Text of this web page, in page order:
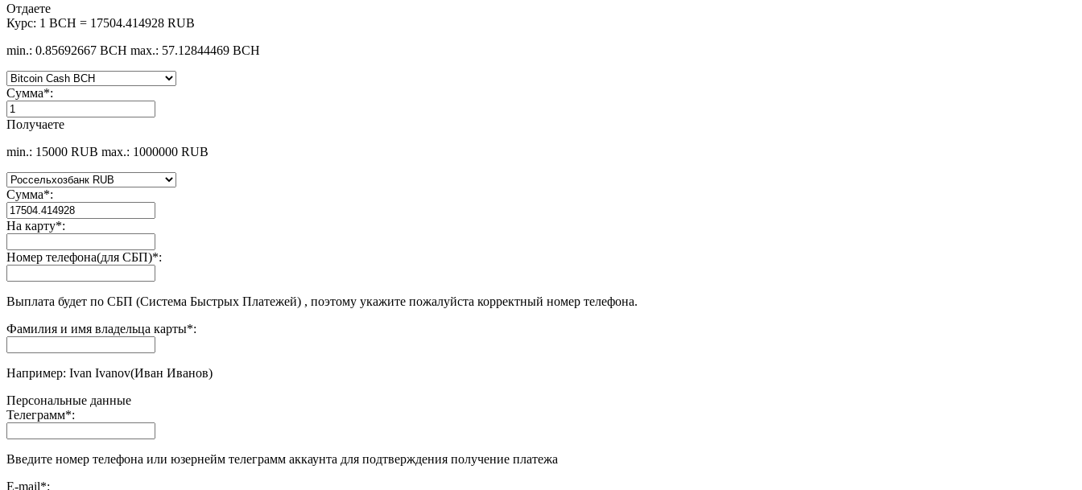
Отдаете
Курс: 1 BCH = 17504.414928 RUB
min.: 0.85692667 BCH max.: 57.12844469 BCH
Сумма*:
Получаете
min.: 15000 RUB max.: 1000000 RUB
Сумма*:
На карту*:
Номер телефона(для СБП)*:
Выплата будет по СБП (Система Быстрых Платежей) , поэтому укажите пожалуйста корректный номер телефона.
Фамилия и имя владельца карты*:
Например: Ivan Ivanov(Иван Иванов)
Персональные данные
Телеграмм*:
Введите номер телефона или юзернейм телеграмм аккаунта для подтверждения получение платежа
E-mail*: